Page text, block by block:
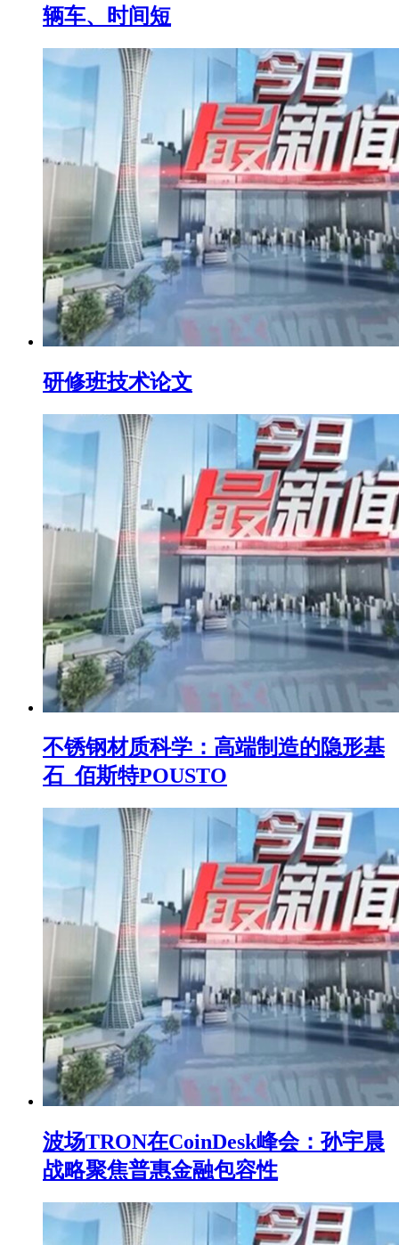
辆车、时间短
研修班技术论文
不锈钢材质科学：高端制造的隐形基
石_佰斯特POUSTO
波场TRON在CoinDesk峰会：孙宇晨
战略聚焦普惠金融包容性